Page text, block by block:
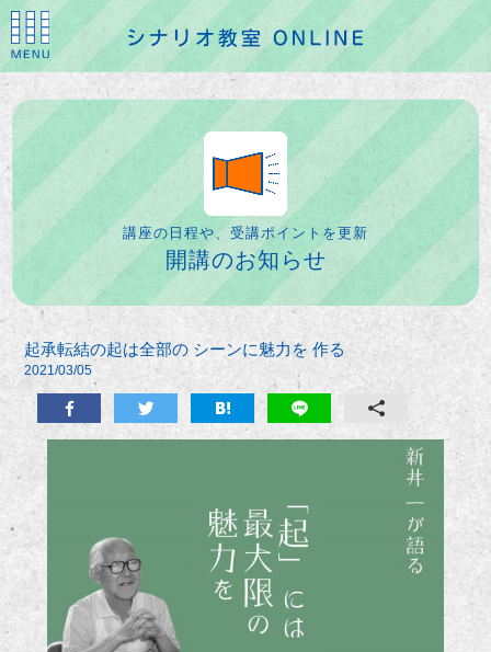
講座の日程や、受講ポイントを更新
開講のお知らせ
起承転結の起は全部の シーンに魅力を 作る
2021/03/05